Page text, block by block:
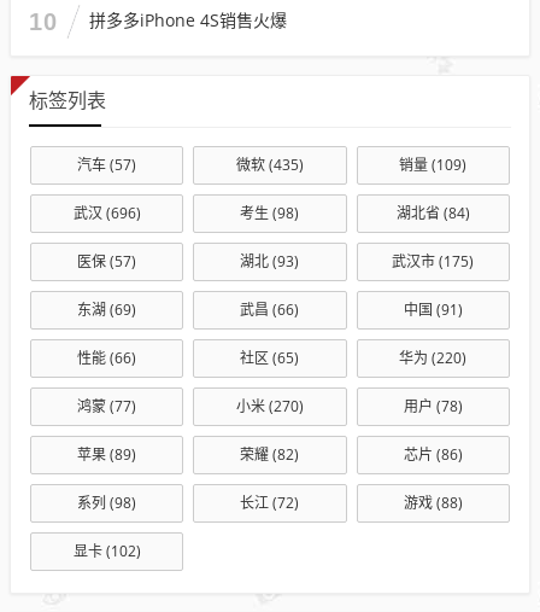
10 拼多多iPhone 4S销售火爆
标签列表
汽车(57) 微软(435) 销量(109)
武汉 (696) 考生 (98) 湖北省 (84)
医保(57) 湖北(93) 武汉市(175)
东湖 (69) 武昌 (66) 中国 (91)
性能(66) 社区 (65) 华为 (220)
鸿蒙(77) 小米(270) 用户 (78)
苹果(89) 荣耀(82) 芯片 (86)
系列 (98) 长江(72) 游戏(88)
显卡(102)